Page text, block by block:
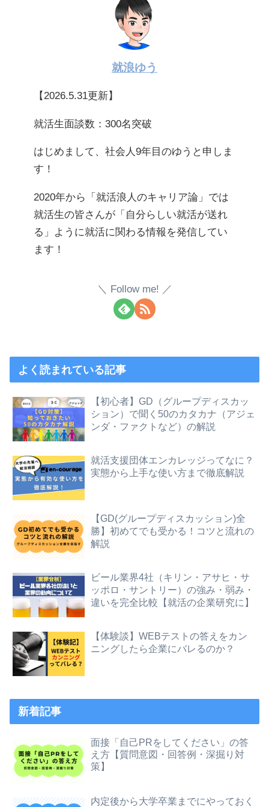
就浪ゆう
【2026.5.31更新】
就活生面談数：300名突破
はじめまして、社会人9年目のゆうと申しま
す！
2020年から「就活浪人のキャリア論」では
就活生の皆さんが「自分らしい就活が送れ
る」ように就活に関わる情報を発信してい
ます！
Follow me!
よく読まれている記事
【初心者】GD（グループディスカッ
ション）で聞く50のカタカナ（アジェ
ンダ・ファクトなど）の解説
就活支援団体エンカレッジってなに？
実態から上手な使い方まで徹底解説
【GD(グループディスカッション)全
勝】初めてでも受かる！コツと流れの
解説
ビール業界4社（キリン・アサヒ・サ
ッポロ・サントリー）の強み・弱み・
違いを完全比較【就活の企業研究に】
【体験談】WEBテストの答えをカン
ニングしたら企業にバレるのか？
新着記事
面接「自己PRをしてください」の答
え方【質問意図・回答例・深掘り対
策】
内定後から大学卒業までにやっておく